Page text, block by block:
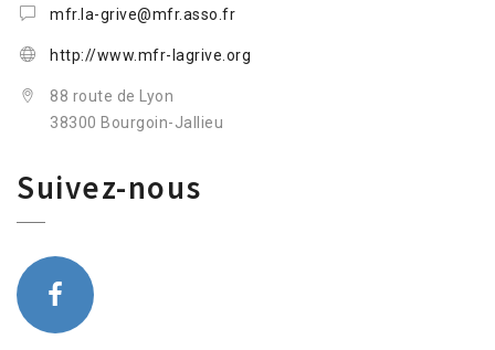
mfr.la-grive@mfr.asso.fr
http://www.mfr-lagrive.org
88 route de Lyon
38300 Bourgoin-Jallieu
Suivez-nous